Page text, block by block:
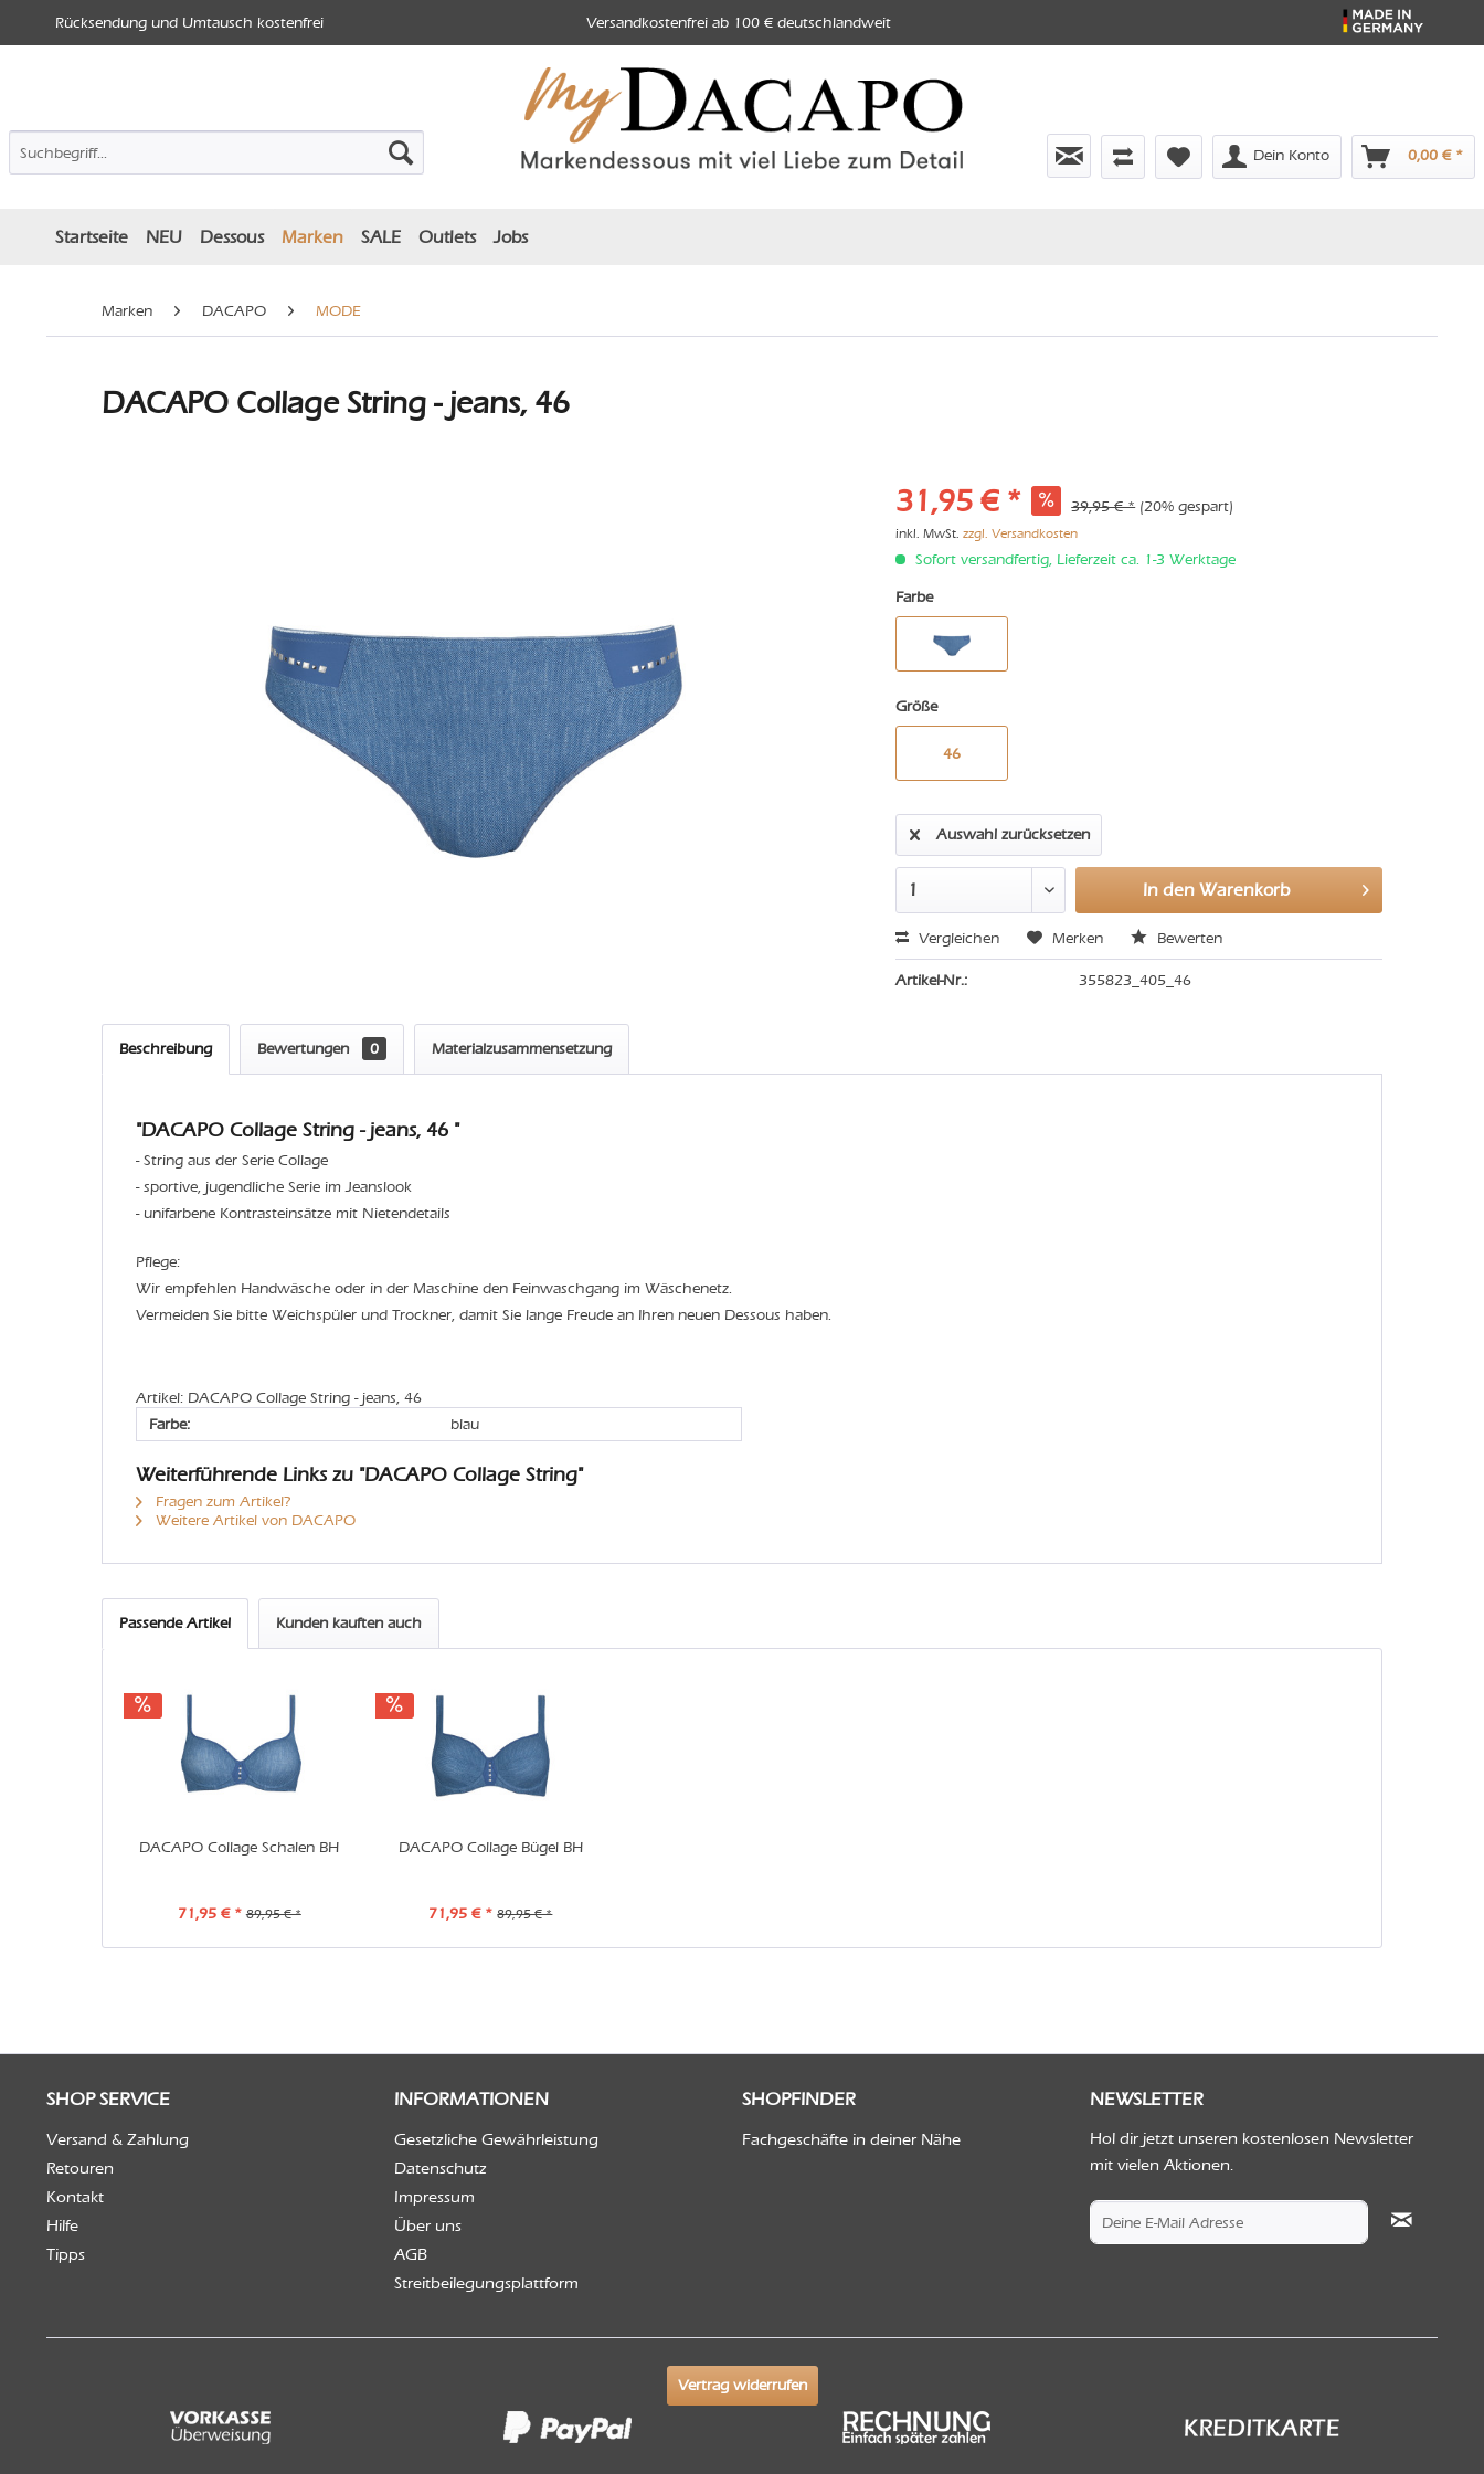
Rücksendung und Umtausch kostenfrei Versandkostenfrei ab 100 € deutschlandweit
Dein Konto 0,00 € *
Startseite NEU Dessous Marken SALE Outlets Jobs
Marken DACAPO MODE
DACAPO Collage String - jeans, 46
31,95 € * 39,95 € * (20% gespart)
inkl. MwSt.zzgl. Versandkosten
Sofort versandfertig, Lieferzeit ca. 1-3 Werktage
Farbe
Größe
46
Auswahl zurücksetzen
In den Warenkorb
Vergleichen Merken Bewerten
Artikel-Nr.: 355823_405_46
Beschreibung Bewertungen 0 Materialzusammensetzung
"DACAPO Collage String - jeans, 46 "
- String aus der Serie Collage
- sportive, jugendliche Serie im Jeanslook
- unifarbene Kontrasteinsätze mit Nietendetails
Pflege:
Wir empfehlen Handwäsche oder in der Maschine den Feinwaschgang im Wäschenetz.
Vermeiden Sie bitte Weichspüler und Trockner, damit Sie lange Freude an Ihren neuen Dessous haben.
Artikel: DACAPO Collage String - jeans, 46
Farbe:
blau
Weiterführende Links zu "DACAPO Collage String"
Fragen zum Artikel?
Weitere Artikel von DACAPO
Passende Artikel Kunden kauften auch
DACAPO Collage Schalen BH
71,95 € * 89,95 € *
DACAPO Collage Bügel BH
71,95 € * 89,95 € *
SHOP SERVICE
Versand & Zahlung
Retouren
Kontakt
Hilfe
Tipps
INFORMATIONEN
Gesetzliche Gewährleistung
Datenschutz
Impressum
Über uns
AGB
Streitbeilegungsplattform
SHOPFINDER
Fachgeschäfte in deiner Nähe
NEWSLETTER
Hol dir jetzt unseren kostenlosen Newsletter
mit vielen Aktionen.
Vertrag widerrufen